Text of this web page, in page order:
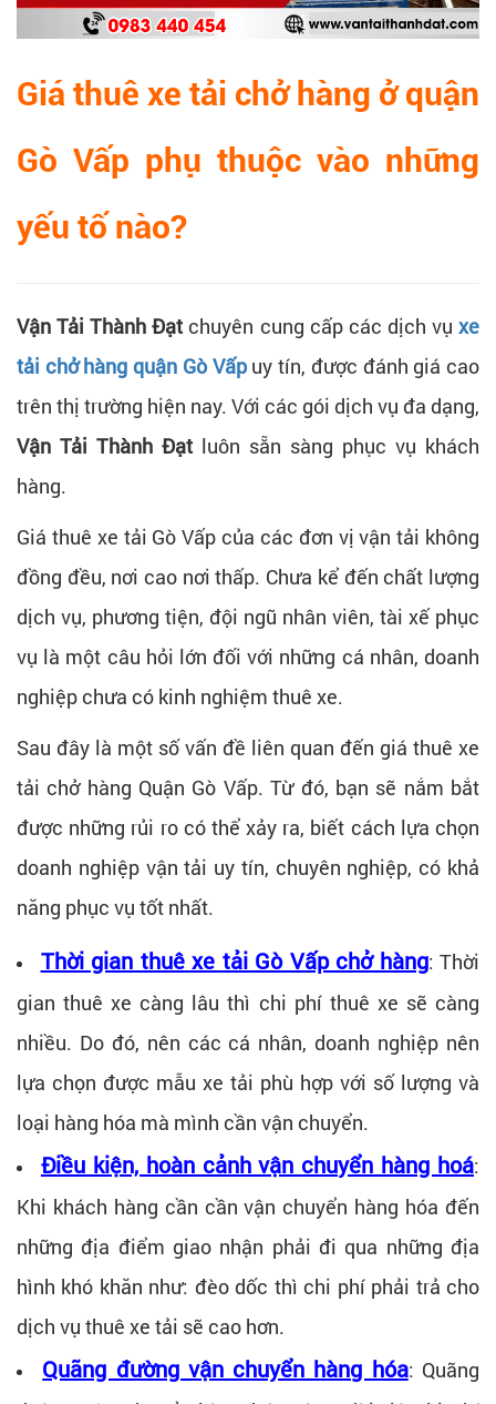
Giá thuê xe tải chở hàng ở quận
Gò Vấp phụ thuộc vào những
yếu tố nào?
Vận Tải Thành Đạt chuyên cung cấp các dịch vụxe
tải chở hàng quận Gò Vấpuy tín, được đánh giá cao
trên thị trường hiện nay. Với các gói dịch vụ đa dạng,
Vận Tải Thành Đạt luôn sẵn sàng phục vụ khách
hàng.
Giá thuê xe tải Gò Vấp của các đơn vị vận tải không
đồng đều, nơi cao nơi thấp. Chưa kể đến chất lượng
dịch vụ, phương tiện, đội ngũ nhân viên, tài xế phục
vụ là một câu hỏi lớn đối với những cá nhân, doanh
nghiệp chưa có kinh nghiệm thuê xe.
Sau đây là một số vấn đề liên quan đến giá thuê xe
tải chở hàng Quận Gò Vấp. Từ đó, bạn sẽ nắm bắt
được những rủi ro có thể xảy ra, biết cách lựa chọn
doanh nghiệp vận tải uy tín, chuyên nghiệp, có khả
năng phục vụ tốt nhất.
Thời gian thuê xe tải Gò Vấp chở hàng: Thời
gian thuê xe càng lâu thì chi phí thuê xe sẽ càng
nhiều. Do đó, nên các cá nhân, doanh nghiệp nên
lựa chọn được mẫu xe tải phù hợp với số lượng và
loại hàng hóa mà mình cần vận chuyển.
Điều kiện, hoàn cảnh vận chuyển hàng hoá:
Khi khách hàng cần cần vận chuyển hàng hóa đến
những địa điểm giao nhận phải đi qua những địa
hình khó khăn như: đèo dốc thì chi phí phải trả cho
dịch vụ thuê xe tải sẽ cao hơn.
Quãng đường vận chuyển hàng hóa: Quãng